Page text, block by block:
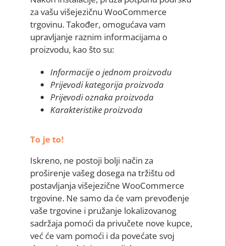
za vašu višejezičnu WooCommerce
trgovinu. Također, omogućava vam
upravljanje raznim informacijama o
proizvodu, kao što su:
Informacije o jednom proizvodu
Prijevodi kategorija proizvoda
Prijevodi oznaka proizvoda
Karakteristike proizvoda
To je to!
Iskreno, ne postoji bolji način za
proširenje vašeg dosega na tržištu od
postavljanja višejezične WooCommerce
trgovine. Ne samo da će vam prevođenje
vaše trgovine i pružanje lokalizovanog
sadržaja pomoći da privučete nove kupce,
već će vam pomoći i da povećate svoj